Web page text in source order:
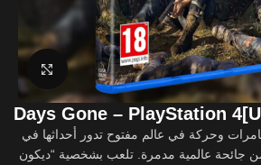
Click to enlarge
Days Gone – PlayStation
وحركة في عالم مفتوح تدور أحداثها في
جائحة عالمية مدمرة. تلعب بشخصية “ديكون